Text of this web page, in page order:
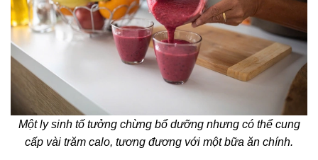
Một ly sinh tố tưởng chừng bổ dưỡng nhưng có thể cung
cấp vài trăm calo, tương đương với một bữa ăn chính.